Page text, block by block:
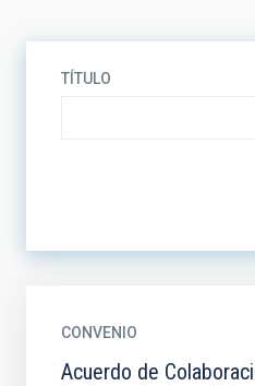
TÍTULO
CONVENIO
Acuerdo de